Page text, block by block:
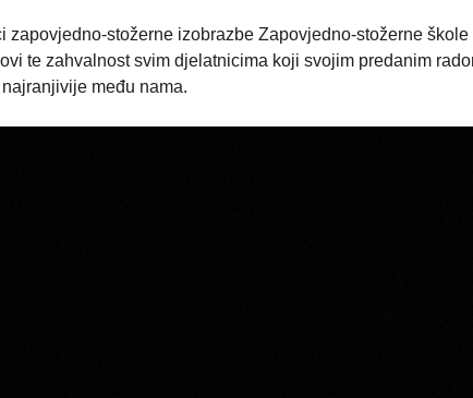
zapovjedno-stožerne izobrazbe Zapovjedno-stožerne škole
te zahvalnost svim djelatnicima koji svojim predanim
među nama.